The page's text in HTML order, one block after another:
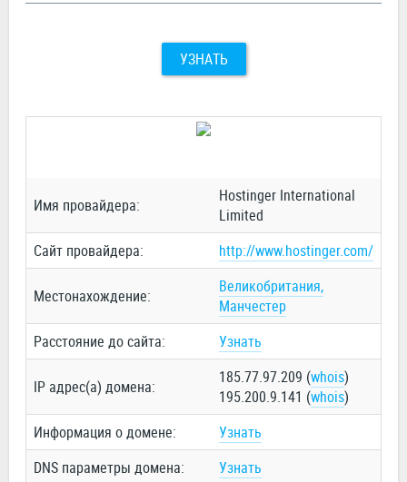
УЗНАТЬ
Имя провайдера:
Hostinger International
Limited
Сайт провайдера:
http://www.hostinger.com/
Местонахождение:
Великобритания,
Манчестер
Расстояние до сайта:
Узнать
IP адрес(а) домена: 185.77.97.209 (whois)
195.200.9.141 (whois)
Информация о домене:
Узнать
DNS параметры домена:
Узнать